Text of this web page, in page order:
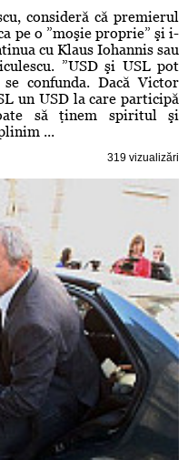
consideră că premierul
pe o ”moşie proprie” şi i-
cu Klaus Iohannis sau
”USD şi USL pot
confunda. Dacă Victor
un USD la care participă
să ţinem spiritul şi
...
319 vizualizări